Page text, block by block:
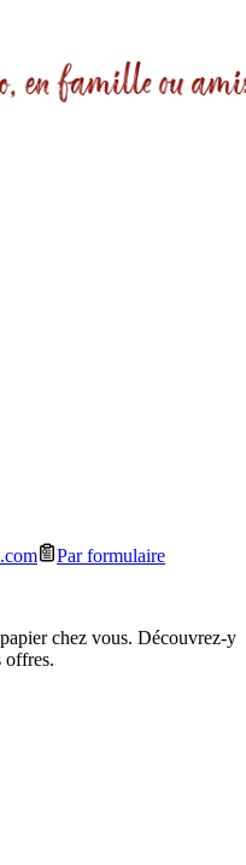
Par formulaire
chez vous. Découvrez-y
offres.